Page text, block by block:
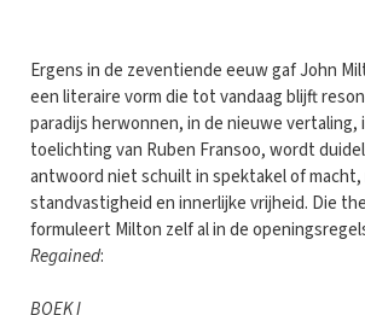
Ergens in de zeventiende eeuw gaf John
een literaire vorm die tot vandaag blijft
paradijs herwonnen, in de nieuwe vertaling,
toelichting van Ruben Fransoo, wordt
antwoord niet schuilt in spektakel of macht,
standvastigheid en innerlijke vrijheid. Die
formuleert Milton zelf al in de
Regained:
BOEK I